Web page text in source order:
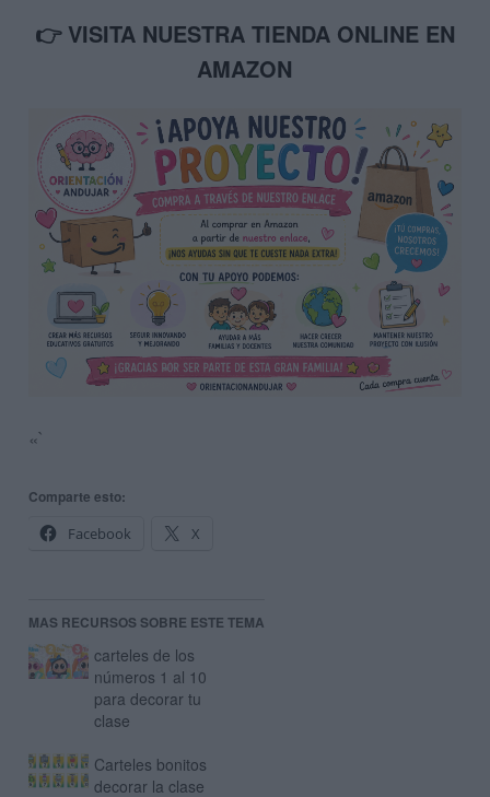
👉 VISITA NUESTRA TIENDA ONLINE EN
AMAZON
«`
Comparte esto:
Facebook
X
MAS RECURSOS SOBRE ESTE TEMA
carteles de los
números 1 al 10
para decorar tu
clase
Carteles bonitos
decorar la clase